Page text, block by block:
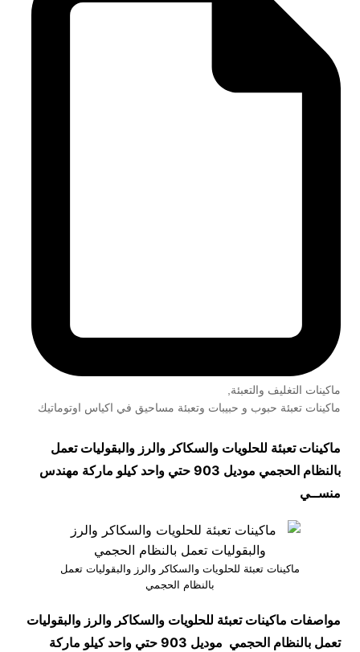
ماكينات التغليف والتعبئة,
ماكينات تعبئة حبوب و حبيبات وتعبئة مساحيق في اكياس اوتوماتيك
ماكينات تعبئة للحلويات والسكاكر والرز والبقوليات تعمل
بالنظام الحجمي موديل 903 حتي واحد كيلو ماركة مهندس
منســي
ماكينات تعبئة للحلويات والسكاكر والرز والبقوليات تعمل
بالنظام الحجمي
مواصفات ماكينات تعبئة للحلويات والسكاكر والرز والبقوليات
تعمل بالنظام الحجمي
موديل 903 حتي واحد كيلو ماركة